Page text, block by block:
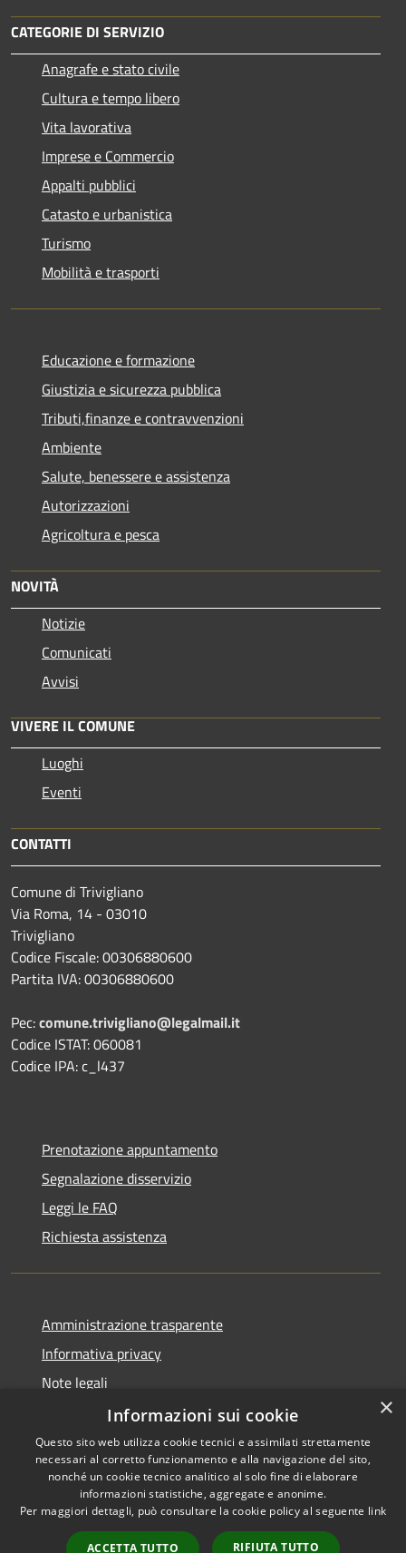
CATEGORIE DI SERVIZIO
Anagrafe e stato civile
Cultura e tempo libero
Vita lavorativa
Imprese e Commercio
Appalti pubblici
Catasto e urbanistica
Turismo
Mobilità e trasporti
Educazione e formazione
Giustizia e sicurezza pubblica
Tributi,finanze e contravvenzioni
Ambiente
Salute, benessere e assistenza
Autorizzazioni
Agricoltura e pesca
NOVITÀ
Notizie
Comunicati
Avvisi
VIVERE IL COMUNE
Luoghi
Eventi
CONTATTI
Comune di Trivigliano
Via Roma, 14 - 03010
Trivigliano
Codice Fiscale: 00306880600
Partita IVA: 00306880600
Pec:comune.trivigliano@legalmail.it
Codice ISTAT: 060081
Codice IPA: c_l437
Prenotazione appuntamento
Segnalazione disservizio
Leggi le FAQ
Richiesta assistenza
Amministrazione trasparente
Informativa privacy
Note legali
Dichiarazione di accessibilità
RSS
Accessibilità
Copyright © 2026 • Comune di
Municipium• Accesso
×
Informazioni sui cookie
Questo sito web utilizza cookie tecnici e assimilati strettamente
necessari al corretto funzionamento e alla navigazione del sito,
nonché un cookie tecnico analitico al solo fine di elaborare
informazioni statistiche, aggregate e anonime.
Per maggiori dettagli, può consultare la cookie policy al seguente link
ACCETTA TUTTO RIFIUTA TUTTO